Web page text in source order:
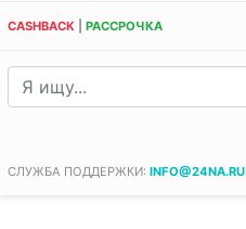
CASHBACK РАССРОЧКА
СЛУЖБА ПОДДЕРЖКИ: INFO@24NA.RU